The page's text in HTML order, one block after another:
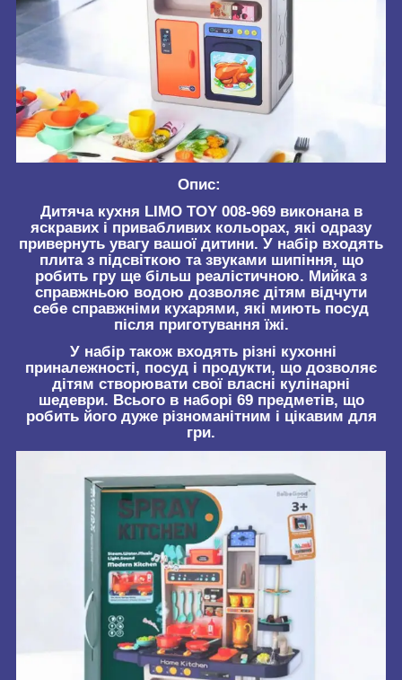
Опис:
Дитяча кухня LIMO TOY 008-969 виконана в
яскравих і привабливих кольорах, які одразу
привернуть увагу вашої дитини. У набір входять
плита з підсвіткою та звуками шипіння, що
робить гру ще більш реалістичною. Мийка з
справжньою водою дозволяє дітям відчути
себе справжніми кухарями, які миють посуд
після приготування їжі.
У набір також входять різні кухонні
приналежності, посуд і продукти, що дозволяє
дітям створювати свої власні кулінарні
шедеври. Всього в наборі 69 предметів, що
робить його дуже різноманітним і цікавим для
гри.